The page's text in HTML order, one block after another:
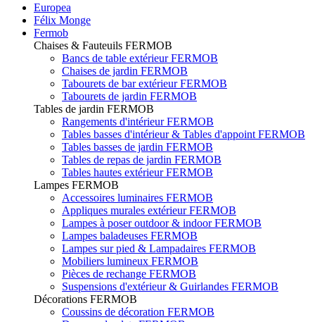
Europea
Félix Monge
Fermob
Chaises & Fauteuils FERMOB
Bancs de table extérieur FERMOB
Chaises de jardin FERMOB
Tabourets de bar extérieur FERMOB
Tabourets de jardin FERMOB
Tables de jardin FERMOB
Rangements d'intérieur FERMOB
Tables basses d'intérieur & Tables d'appoint FERMOB
Tables basses de jardin FERMOB
Tables de repas de jardin FERMOB
Tables hautes extérieur FERMOB
Lampes FERMOB
Accessoires luminaires FERMOB
Appliques murales extérieur FERMOB
Lampes à poser outdoor & indoor FERMOB
Lampes baladeuses FERMOB
Lampes sur pied & Lampadaires FERMOB
Mobiliers lumineux FERMOB
Pièces de rechange FERMOB
Suspensions d'extérieur & Guirlandes FERMOB
Décorations FERMOB
Coussins de décoration FERMOB